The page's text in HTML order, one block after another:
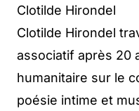
Clotilde Hirondel
Clotilde Hirondel
associatif après 20
humanitaire sur le
poésie intime et